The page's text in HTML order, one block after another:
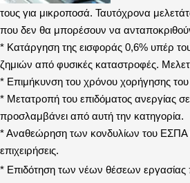
τους για μικροποσά. Ταυτόχρονα
που δεν θα μπορέσουν να
* Κατάργηση της εισφοράς 0,6% υπέρ
ζημιών από φυσικές καταστροφές.
* Επιμήκυνση του χρόνου χορήγησης
* Μετατροπή του επιδόματος ανεργίας
προσλαμβάνει από αυτή την κατηγορία.
* Αναθεώρηση των κονδυλίων του ΕΣΠΑ
επιχειρήσεις.
* Επιδότηση των νέων θέσεων εργασίας